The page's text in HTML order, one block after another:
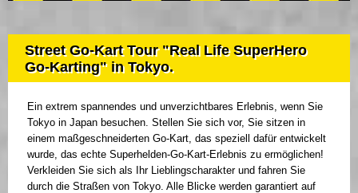
Street Go-Kart Tour "Real Life SuperHero
Go-Karting" in Tokyo.
Ein extrem spannendes und unverzichtbares Erlebnis, wenn Sie
Tokyo in Japan besuchen. Stellen Sie sich vor, Sie sitzen in
einem maßgeschneiderten Go-Kart, das speziell dafür entwickelt
wurde, das echte Superhelden-Go-Kart-Erlebnis zu ermöglichen!
Verkleiden Sie sich als Ihr Lieblingscharakter und fahren Sie
durch die Straßen von Tokyo. Alle Blicke werden garantiert auf